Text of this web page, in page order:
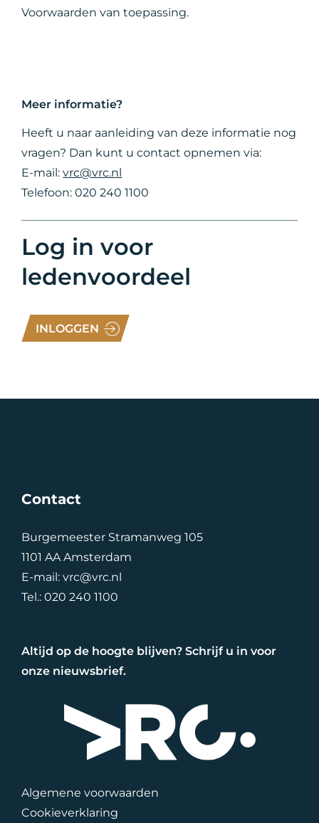
Voorwaarden van toepassing.
Meer informatie?
Heeft u naar aanleiding van deze informatie nog
vragen? Dan kunt u contact opnemen via:
E-mail:vrc@vrc.nl
Telefoon: 020 240 1100
Log in voor
ledenvoordeel
INLOGGEN
Contact
Burgemeester Stramanweg 105
1101 AA Amsterdam
E-mail:vrc@vrc.nl
Tel.:020 240 1100
Altijd op de hoogte blijven? Schrijf u in voor
onze nieuwsbrief.
Algemene voorwaarden
Cookieverklaring